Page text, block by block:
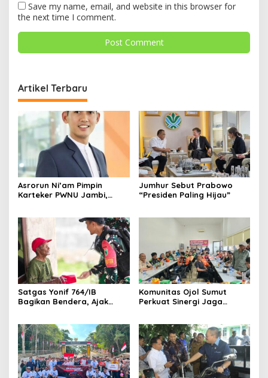
Save my name, email, and website in this browser for
the next time I comment.
Artikel Terbaru
Asrorun Ni’am Pimpin
Karteker PWNU Jambi,
Kedua NU
Jumhur Sebut Prabowo
“Presiden Paling Hijau”
Satgas Yonif 764/IB
Bagikan Bendera, Ajak
Komunitas Ojol Sumut
Perkuat Sinergi Jaga